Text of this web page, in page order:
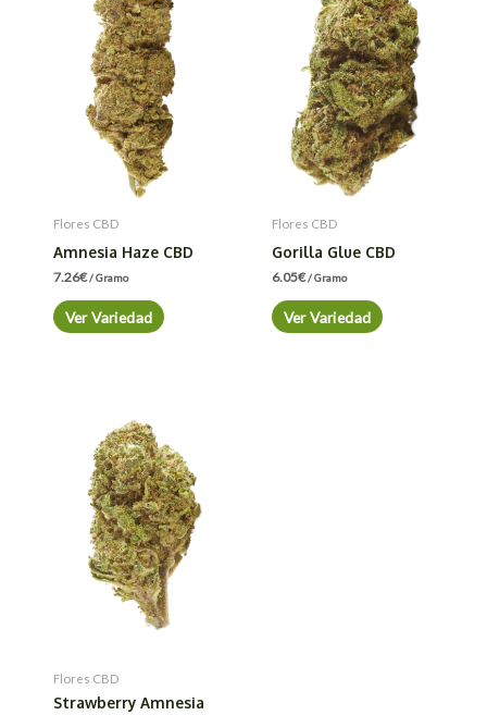
Flores CBD
Amnesia Haze CBD
7.26€/ Gramo
Ver Variedad
Flores CBD
Gorilla Glue CBD
6.05€/ Gramo
Ver Variedad
Flores CBD
Strawberry Amnesia